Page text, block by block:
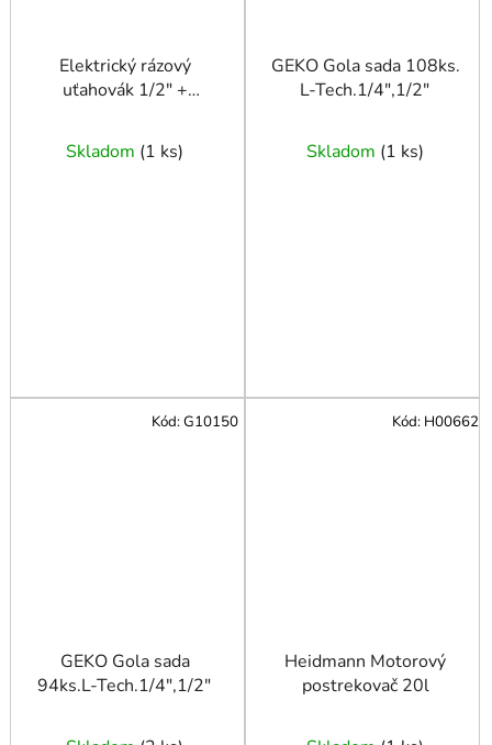
Elektrický rázový
uťahovák 1/2" +
Skladom (1 ks)
GEKO Gola sada 108ks.
L-Tech.1/4",1/2"
Skladom (1 ks)
GEKO Gola sada
94ks.L-Tech.1/4",1/2"
Kód:G10150
Heidmann Motorový
postrekovač 20l
Kód: H00662